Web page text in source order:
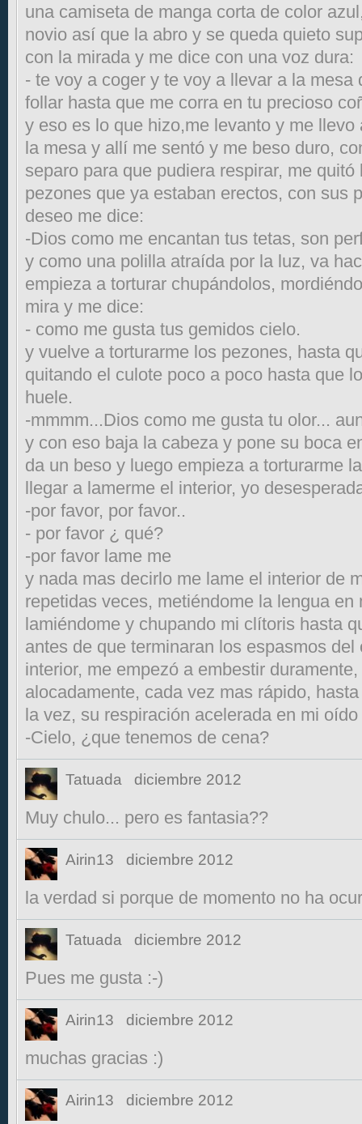
una camiseta de manga corta de color
novio así que la abro y se queda quieto
con la mirada y me dice con una voz dura:
- te voy a coger y te voy a llevar a la mesa
follar hasta que me corra en tu precioso
y eso es lo que hizo,me levanto y me
la mesa y allí me sentó y me beso duro,
separo para que pudiera respirar, me
pezones que ya estaban erectos, con sus
deseo me dice:
-Dios como me encantan tus tetas, son
y como una polilla atraída por la luz, va
empieza a torturar chupándolos,
mira y me dice:
- como me gusta tus gemidos cielo.
y vuelve a torturarme los pezones, hasta
quitando el culote poco a poco hasta que
huele.
-mmmm...Dios como me gusta tu olor...
y con eso baja la cabeza y pone su boca
da un beso y luego empieza a torturarme
llegar a lamerme el interior, yo
-por favor, por favor..
- por favor ¿ qué?
-por favor lame me
y nada mas decirlo me lame el interior de
repetidas veces, metiéndome la lengua en
lamiéndome y chupando mi clítoris hasta
antes de que terminaran los espasmos
interior, me empezó a embestir
alocadamente, cada vez mas rápido,
la vez, su respiración acelerada en mi
-Cielo, ¿que tenemos de cena?
Tatuada diciembre 2012
Muy chulo... pero es fantasia??
Airin13 diciembre 2012
la verdad si porque de momento no ha
Tatuada diciembre 2012
Pues me gusta :-)
Airin13 diciembre 2012
muchas gracias :)
Airin13 diciembre 2012